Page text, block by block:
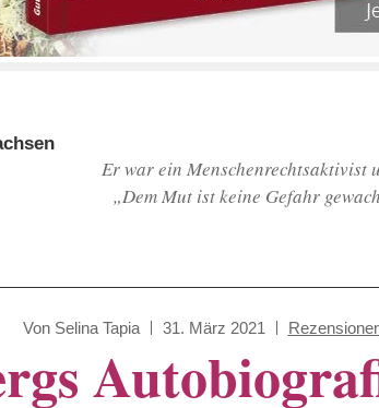
Er war ein Menschenrechtsaktivist
„Dem Mut ist keine Gefahr
Von Selina Tapia 31. März 2021